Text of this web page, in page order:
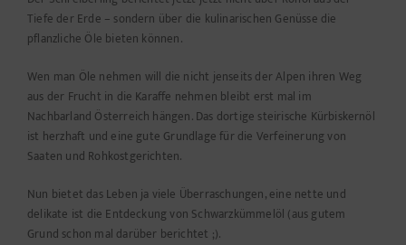
Tiefe der Erde – sondern über die kulinarischen Genüsse die
pflanzliche Öle bieten können.
Wen man Öle nehmen will die nicht jenseits der Alpen ihren Weg
aus der Frucht in die Karaffe nehmen bleibt erst mal im
Nachbarland Österreich hängen. Das dortige steirische Kürbiskernöl
ist herzhaft und eine gute Grundlage für die Verfeinerung von
Saaten und Rohkostgerichten.
Nun bietet das Leben ja viele Überraschungen, eine nette und
delikate ist die Entdeckung von Schwarzkümmelöl (aus gutem
Grund schon mal darüber berichtet ;).